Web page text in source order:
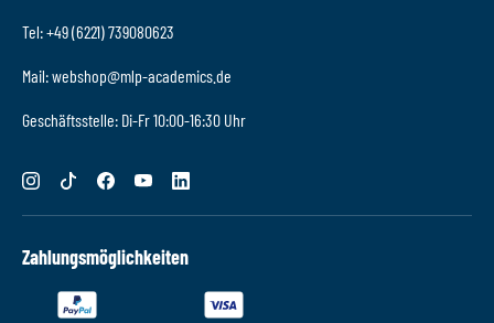
Tel: +49 (6221) 739080623
Mail: webshop@mlp-academics.de
Geschäftsstelle: Di-Fr 10:00-16:30 Uhr
Zahlungsmöglichkeiten